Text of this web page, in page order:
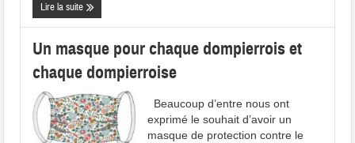
Lire la suite
Un masque pour chaque dompierrois et
chaque dompierroise
Beaucoup d’entre nous ont
exprimé le souhait d’avoir un
masque de protection contre le